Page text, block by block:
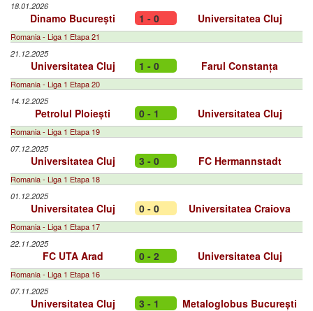
18.01.2026
Dinamo București 1 - 0 Universitatea Cluj
Romania - Liga 1 Etapa 21
21.12.2025
Universitatea Cluj 1 - 0 Farul Constanța
Romania - Liga 1 Etapa 20
14.12.2025
Petrolul Ploiești 0 - 1 Universitatea Cluj
Romania - Liga 1 Etapa 19
07.12.2025
Universitatea Cluj 3 - 0 FC Hermannstadt
Romania - Liga 1 Etapa 18
01.12.2025
Universitatea Cluj 0 - 0 Universitatea Craiova
Romania - Liga 1 Etapa 17
22.11.2025
FC UTA Arad 0 - 2 Universitatea Cluj
Romania - Liga 1 Etapa 16
07.11.2025
Universitatea Cluj 3 - 1 Metaloglobus București